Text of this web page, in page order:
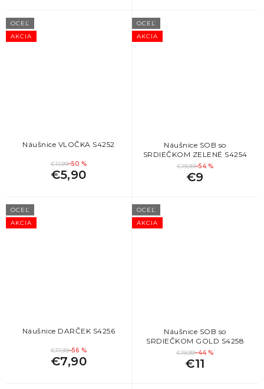
AKCIA
OCEĽ
Náušnice VLOČKA S4252
€11,99–50 %
€5,90
AKCIA
OCEĽ
Náušnice SOB so
SRDIEČKOM ZELENÉ S4254
€19,99–54 %
€9
AKCIA
OCEĽ
Náušnice DARČEK S4256
€17,99–56 %
€7,90
AKCIA
OCEĽ
Náušnice SOB so
SRDIEČKOM GOLD S4258
€19,99–44 %
€11